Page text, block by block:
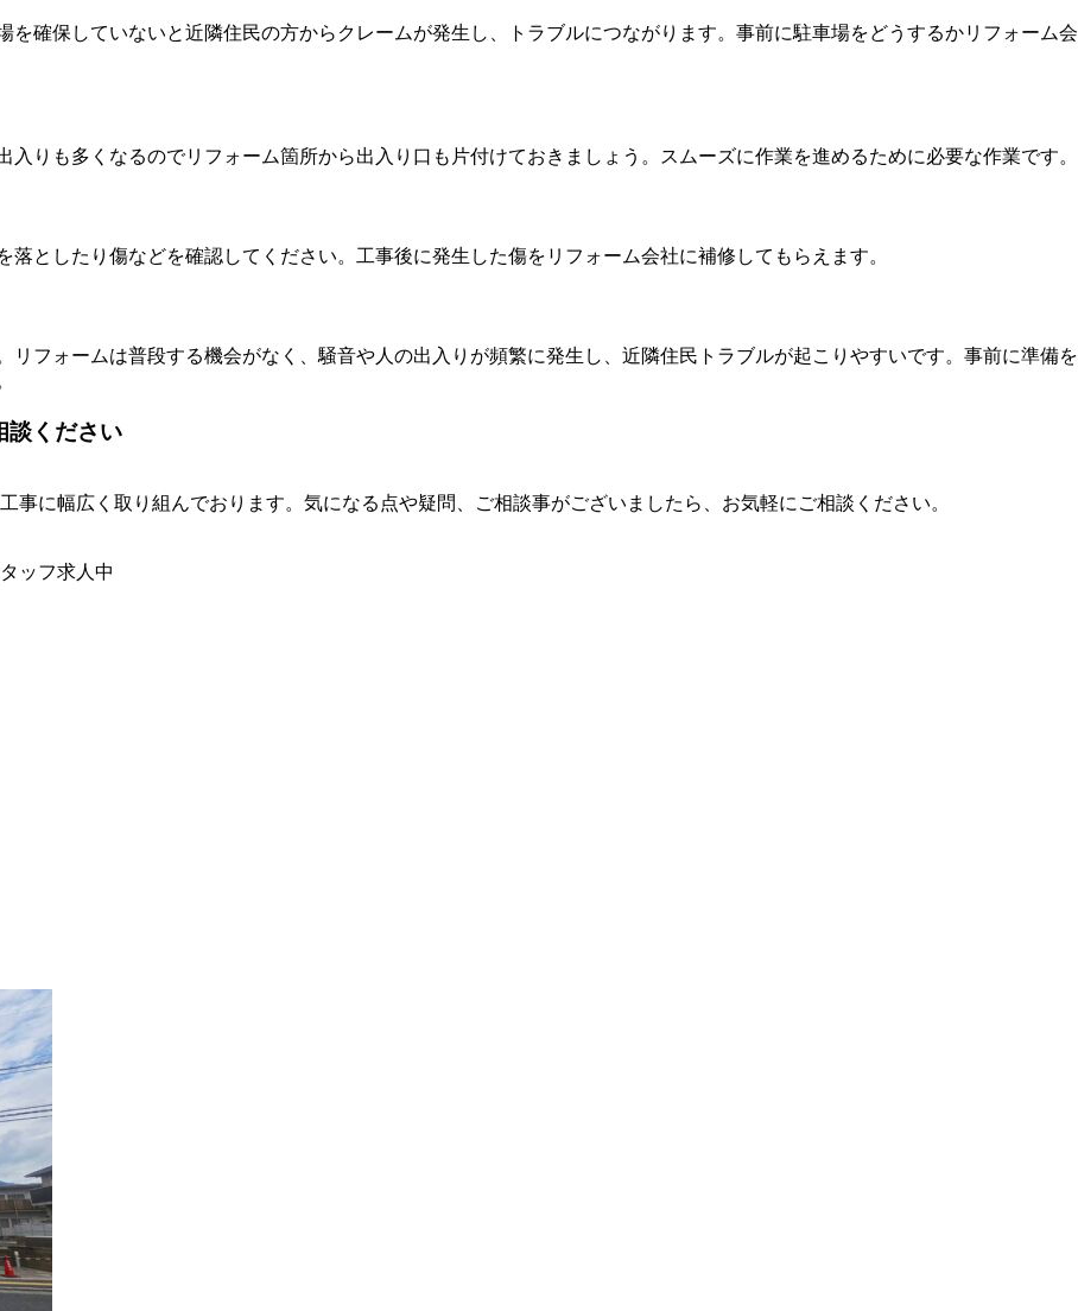
を確保していないと近隣住民の方からクレームが発生し、トラブルにつながります。事前に駐車場をどうするかリフォーム会
りも多くなるのでリフォーム箇所から出入り口も片付けておきましょう。スムーズに作業を進めるために必要な作業です。
としたり傷などを確認してください。工事後に発生した傷をリフォーム会社に補修してもらえます。
リフォームは普段する機会がなく、騒音や人の出入りが頻繁に発生し、近隣住民トラブルが起こりやすいです。事前に準備を
談ください
に幅広く取り組んでおります。気になる点や疑問、ご相談事がございましたら、お気軽にご相談ください。
ッフ求人中